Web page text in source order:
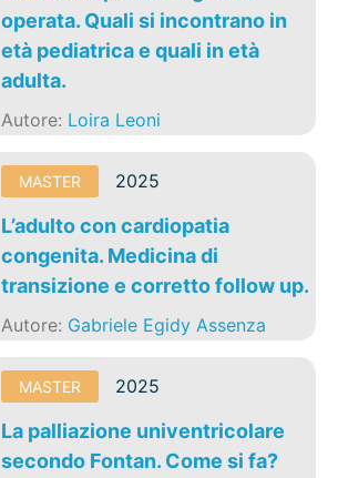
operata. Quali si incontrano in
età pediatrica e quali in età
adulta.
Autore: Loira Leoni
MASTER 2025
L’adulto con cardiopatia
congenita. Medicina di
transizione e corretto follow up.
Autore: Gabriele Egidy Assenza
MASTER 2025
La palliazione univentricolare
secondo Fontan. Come si fa?